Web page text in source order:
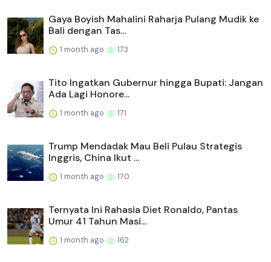
Gaya Boyish Mahalini Raharja Pulang Mudik ke
Bali dengan Tas...
1 month ago 173
Tito Ingatkan Gubernur hingga Bupati: Jangan
Ada Lagi Honore...
1 month ago 171
Trump Mendadak Mau Beli Pulau Strategis
Inggris, China Ikut ...
1 month ago 170
Ternyata Ini Rahasia Diet Ronaldo, Pantas
Umur 41 Tahun Masi...
1 month ago 162